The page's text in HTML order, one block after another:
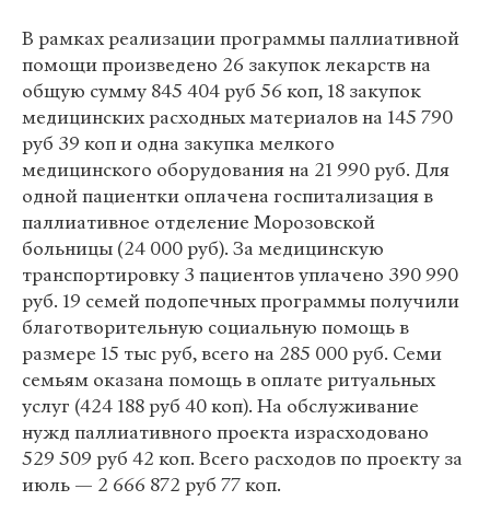
В рамках реализации программы паллиативной
помощи произведено 26 закупок лекарств на
общую сумму 845 404 руб 56 коп, 18 закупок
медицинских расходных материалов на 145 790
руб 39 коп и одна закупка мелкого
медицинского оборудования на 21 990 руб. Для
одной пациентки оплачена госпитализация в
паллиативное отделение Морозовской
больницы (24 000 руб). За медицинскую
транспортировку 3 пациентов уплачено 390 990
руб. 19 семей подопечных программы получили
благотворительную социальную помощь в
размере 15 тыс руб, всего на 285 000 руб. Семи
семьям оказана помощь в оплате ритуальных
услуг (424 188 руб 40 коп). На обслуживание
нужд паллиативного проекта израсходовано
529 509 руб 42 коп. Всего расходов по проекту за
июль — 2 666 872 руб 77 коп.